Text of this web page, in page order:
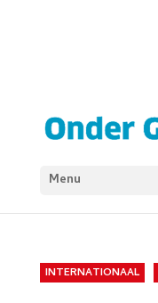
Menu
INTERNATIONAAL